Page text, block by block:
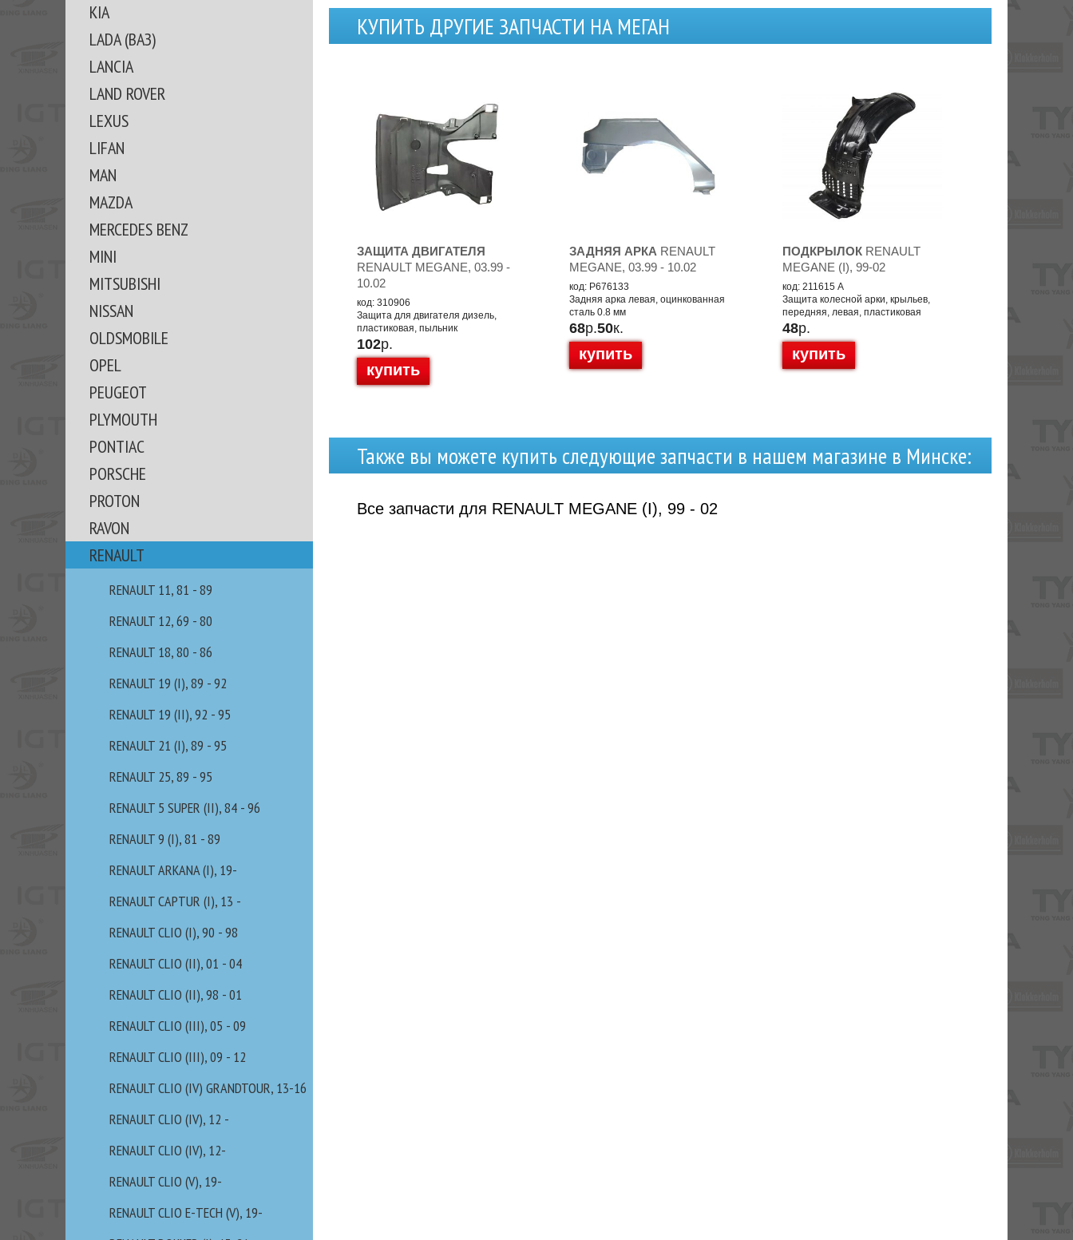
KIA
LADA (ВАЗ)
LANCIA
LAND ROVER
LEXUS
LIFAN
MAN
MAZDA
MERCEDES BENZ
MINI
MITSUBISHI
NISSAN
OLDSMOBILE
OPEL
PEUGEOT
PLYMOUTH
PONTIAC
PORSCHE
PROTON
RAVON
RENAULT
RENAULT 11, 81 - 89
RENAULT 12, 69 - 80
RENAULT 18, 80 - 86
RENAULT 19 (I), 89 - 92
RENAULT 19 (II), 92 - 95
RENAULT 21 (I), 89 - 95
RENAULT 25, 89 - 95
RENAULT 5 SUPER (II), 84 - 96
RENAULT 9 (I), 81 - 89
RENAULT ARKANA (I), 19-
RENAULT CAPTUR (I), 13 -
RENAULT CLIO (I), 90 - 98
RENAULT CLIO (II), 01 - 04
RENAULT CLIO (II), 98 - 01
RENAULT CLIO (III), 05 - 09
RENAULT CLIO (III), 09 - 12
RENAULT CLIO (IV) GRANDTOUR, 13-16
RENAULT CLIO (IV), 12 -
RENAULT CLIO (IV), 12-
RENAULT CLIO (V), 19-
RENAULT CLIO E-TECH (V), 19-
КУПИТЬ ДРУГИЕ ЗАПЧАСТИ НА МЕГАН
ЗАЩИТА ДВИГАТЕЛЯ
RENAULT MEGANE, 03.99 -
10.02
код: 310906
Защита для двигателя дизель,
пластиковая, пыльник
102р.
купить
ЗАДНЯЯ АРКА RENAULT
MEGANE, 03.99 - 10.02
код: P676133
Задняя арка левая, оцинкованная
сталь 0.8 мм
68р.50к.
купить
ПОДКРЫЛОКRENAULT
MEGANE (I), 99-02
код: 211615 А
Защита колесной арки, крыльев,
передняя, левая, пластиковая
48р.
купить
Также вы можете купить следующие запчасти в нашем магазине в Минске:
Все запчасти для RENAULT MEGANE (I), 99 - 02